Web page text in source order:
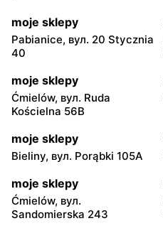
moje sklepy
Pabianice, вул. 20 Stycznia
40
moje sklepy
Ćmielów, вул. Ruda
Kościelna 56B
moje sklepy
Bieliny, вул. Porąbki 105A
moje sklepy
Ćmielów, вул.
Sandomierska 243